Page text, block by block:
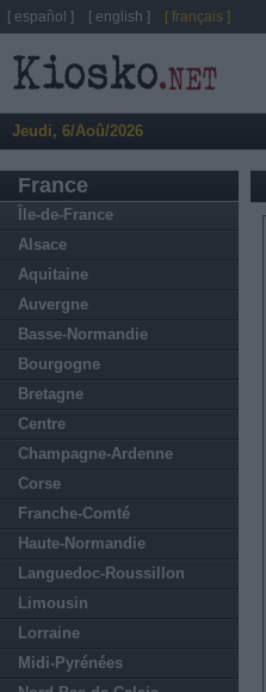
Jeudi, 6/Aoû/2026
France
Île-de-France
Alsace
Aquitaine
Auvergne
Basse-Normandie
Bourgogne
Bretagne
Centre
Champagne-Ardenne
Corse
Franche-Comté
Haute-Normandie
Languedoc-Roussillon
Limousin
Lorraine
Midi-Pyrénées
[ español ] [ english ] [ français ]